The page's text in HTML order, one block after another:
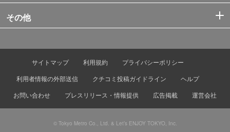
その他
サイトマップ 利用規約
プライバシーポリシー
利用者情報の外部送信
クチコミ投稿ガイドライン
ヘルプ
お問い合わせ
プレスリリース・情報提供 広告掲載 運営会社
© Tokyo Metro Co., Ltd. & Let’s ENJOY TOKYO, Inc.